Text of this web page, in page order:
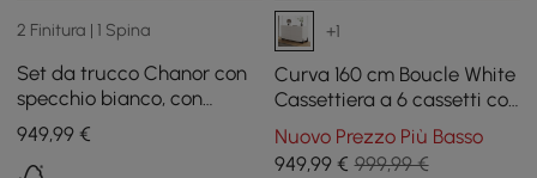
2 Finitura | 1 Spina
Set da trucco Chanor con
specchio bianco, con
portaoggetti per gioielli,
armadietto e sgabello
949,99 €
+1
Curva 160 cm Boucle White
Cassettiera a 6 cassetti con
stazione di ricarica
Nuovo Prezzo Più Basso
949,99€ 999,99 €